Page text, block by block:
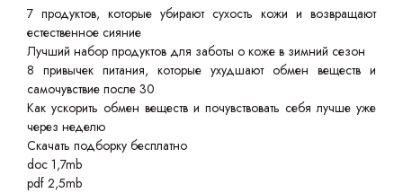
7 продуктов, которые убирают сухость кожи и возвращают
естественное сияние
Лучший набор продуктов для заботы о коже в зимний сезон
8 привычек питания, которые ухудшают обмен веществ и
самочувствие после 30
Как ускорить обмен веществ и почувствовать себя лучше уже
через неделю
Скачать подборку бесплатно
doc 1,7mb
pdf 2,5mb